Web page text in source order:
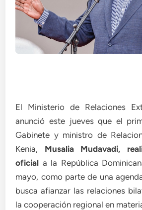
El Ministerio de Relaciones
anunció este jueves que el
Gabinete y ministro de
Kenia, Musalia Mudavadi,
oficial a la República
mayo, como parte de una
busca afianzar las relaciones
la cooperación regional en